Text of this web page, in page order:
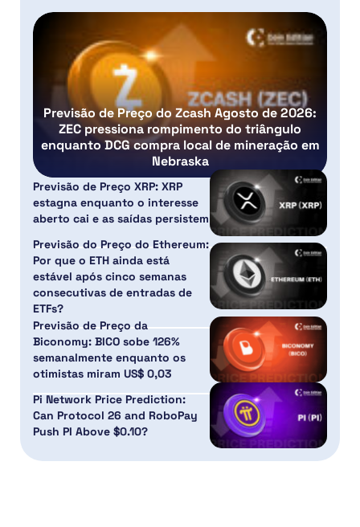
Previsão de Preço do Zcash Agosto de 2026:
ZEC pressiona rompimento do triângulo
enquanto DCG compra local de mineração em
Nebraska
Previsão de Preço XRP: XRP
estagna enquanto o interesse
aberto cai e as saídas persistem
Previsão do Preço do Ethereum:
Por que o ETH ainda está
estável após cinco semanas
consecutivas de entradas de
ETFs?
Previsão de Preço da
Biconomy: BICO sobe 126%
semanalmente enquanto os
otimistas miram US$ 0,03
Pi Network Price Prediction:
Can Protocol 26 and RoboPay
Push PI Above $0.10?